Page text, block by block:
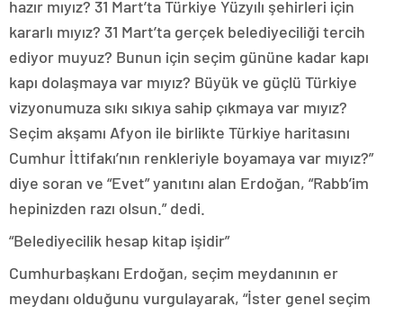
hazır mıyız? 31 Mart’ta Türkiye Yüzyılı şehirleri için
kararlı mıyız? 31 Mart’ta gerçek belediyeciliği tercih
ediyor muyuz? Bunun için seçim gününe kadar kapı
kapı dolaşmaya var mıyız? Büyük ve güçlü Türkiye
vizyonumuza sıkı sıkıya sahip çıkmaya var mıyız?
Seçim akşamı Afyon ile birlikte Türkiye haritasını
Cumhur İttifakı’nın renkleriyle boyamaya var mıyız?”
diye soran ve “Evet” yanıtını alan Erdoğan, “Rabb’im
hepinizden razı olsun.” dedi.
“Belediyecilik hesap kitap işidir”
Cumhurbaşkanı Erdoğan, seçim meydanının er
meydanı olduğunu vurgulayarak, “İster genel seçim